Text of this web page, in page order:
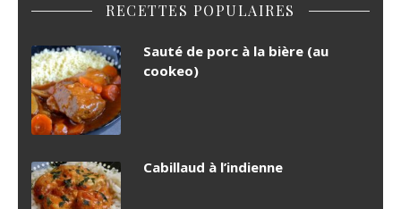
RECETTES POPULAIRES
Sauté de porc à la bière (au
cookeo)
Cabillaud à l’indienne